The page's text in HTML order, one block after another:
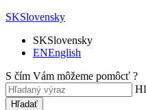
SKSlovensky
SKSlovensky
ENEnglish
S čím Vám môžeme pomôcť ?
Hľadať